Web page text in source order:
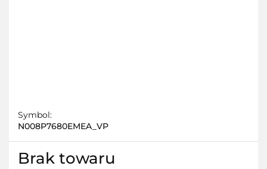
Symbol:
N008P7680EMEA_VP
Brak towaru